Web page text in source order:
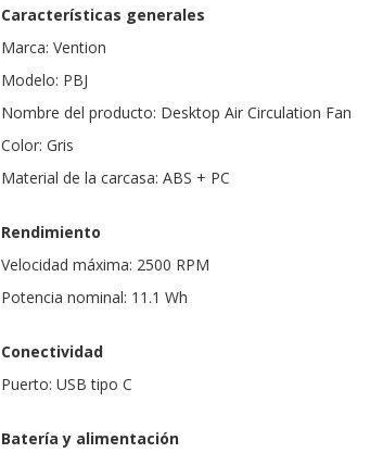
Características generales
Marca: Vention
Modelo: PBJ
Nombre del producto: Desktop Air Circulation Fan
Color: Gris
Material de la carcasa: ABS + PC
Rendimiento
Velocidad máxima: 2500 RPM
Potencia nominal: 11.1 Wh
Conectividad
Puerto: USB tipo C
Batería y alimentación